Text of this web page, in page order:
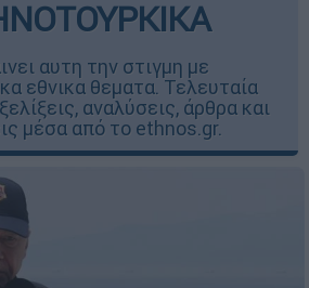
αυτη την στιγμη με
εθνικα θεματα. Τελευταία
αναλύσεις, άρθρα και
μέσα από το ethnos.gr.